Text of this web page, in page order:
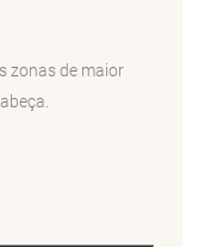
zonas de maior